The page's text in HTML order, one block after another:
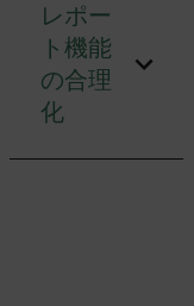
レポー
ト機能
の合理
化